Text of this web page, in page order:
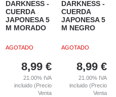
DARKNESS -
CUERDA
JAPONESA 5
M MORADO
AGOTADO
8,99 €
21.00% IVA
incluido (Precio
Venta
DARKNESS -
CUERDA
JAPONESA 5
M NEGRO
AGOTADO
8,99 €
21.00% IVA
incluido (Precio
Venta